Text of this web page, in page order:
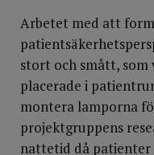
Arbetet med att
stort och smått,
placerade i
montera lamporna
projektgruppens
nattetid då patienter